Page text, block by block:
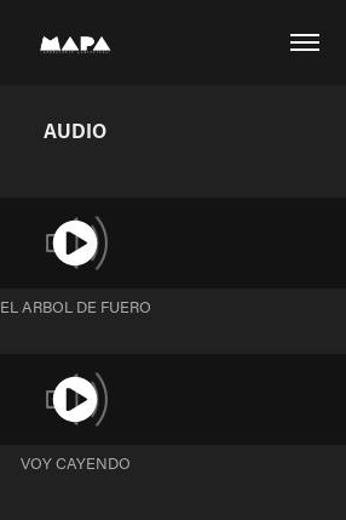
AUDIO
EL ARBOL DE FUERO
VOY CAYENDO